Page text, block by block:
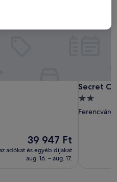
Az
ár
39 947 Ft
39 947 Ft
adókat és egyéb díjakat
aug. 16. – aug. 17.
Secret
Secret
2.0
csillagos
Ferencváros